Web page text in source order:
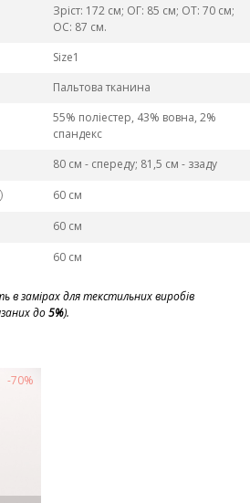
Зріст: 172 см; ОГ: 85 см; ОТ: 70 см;
ОС: 87 см.
Size1
Пальтова тканина
55% поліестер, 43% вовна, 2%
спандекс
80 см - спереду; 81,5 см - ззаду
60 см
60 см
60 см
в замірах для текстильних виробів
до5%).
-70%